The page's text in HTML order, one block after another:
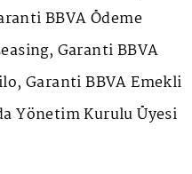
BBVA Ödeme
Garanti BBVA
Garanti BBVA Emekli
Yönetim Kurulu Üyesi